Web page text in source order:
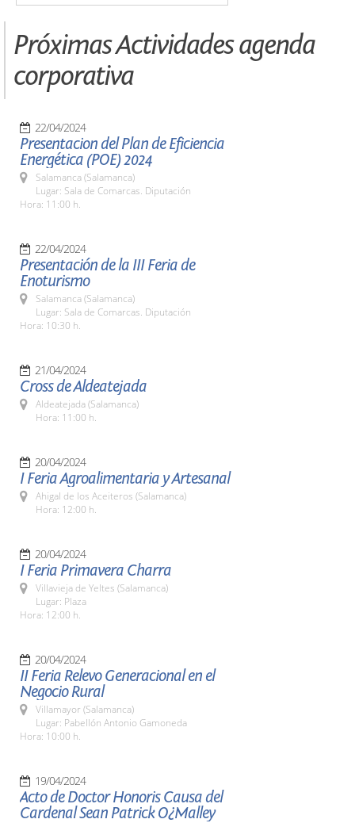
Próximas Actividades agenda
corporativa
22/04/2024
Presentacion del Plan de Eficiencia
Energética (POE) 2024
Salamanca (Salamanca)
Lugar: Sala de Comarcas. Diputación
Hora: 11:00 h.
22/04/2024
Presentación de la III Feria de
Enoturismo
Salamanca (Salamanca)
Lugar: Sala de Comarcas. Diputación
Hora: 10:30 h.
21/04/2024
Cross de Aldeatejada
Aldeatejada (Salamanca)
Hora: 11:00 h.
20/04/2024
I Feria Agroalimentaria y Artesanal
Ahigal de los Aceiteros (Salamanca)
Hora: 12:00 h.
20/04/2024
I Feria Primavera Charra
Villavieja de Yeltes (Salamanca)
Lugar: Plaza
Hora: 12:00 h.
20/04/2024
II Feria Relevo Generacional en el
Negocio Rural
Villamayor (Salamanca)
Lugar: Pabellón Antonio Gamoneda
Hora: 10:00 h.
19/04/2024
Acto de Doctor Honoris Causa del
Cardenal Sean Patrick O¿Malley